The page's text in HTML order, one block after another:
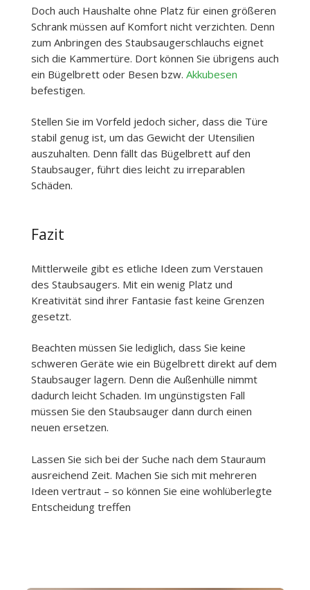
Doch auch Haushalte ohne Platz für einen größeren
Schrank müssen auf Komfort nicht verzichten. Denn
zum Anbringen des Staubsaugerschlauchs eignet
sich die Kammertüre. Dort können Sie übrigens auch
ein Bügelbrett oder Besen bzw. Akkubesen
befestigen.
Stellen Sie im Vorfeld jedoch sicher, dass die Türe
stabil genug ist, um das Gewicht der Utensilien
auszuhalten. Denn fällt das Bügelbrett auf den
Staubsauger, führt dies leicht zu irreparablen
Schäden.
Fazit
Mittlerweile gibt es etliche Ideen zum Verstauen
des Staubsaugers. Mit ein wenig Platz und
Kreativität sind ihrer Fantasie fast keine Grenzen
gesetzt.
Beachten müssen Sie lediglich, dass Sie keine
schweren Geräte wie ein Bügelbrett direkt auf dem
Staubsauger lagern. Denn die Außenhülle nimmt
dadurch leicht Schaden. Im ungünstigsten Fall
müssen Sie den Staubsauger dann durch einen
neuen ersetzen.
Lassen Sie sich bei der Suche nach dem Stauraum
ausreichend Zeit. Machen Sie sich mit mehreren
Ideen vertraut – so können Sie eine wohlüberlegte
Entscheidung treffen